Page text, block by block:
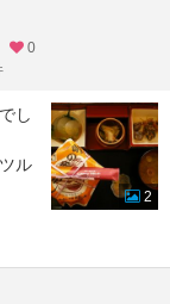
0
し
ル
2